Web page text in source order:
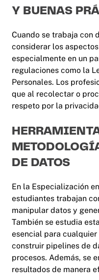
Y BUENAS
Cuando se trabaja con
considerar los
especialmente en un
regulaciones como la
Personales. Los
que al recolectar o
respeto por la
DE DATOS
En la Especialización
estudiantes trabajan
manipular datos y
También se estudia
esencial para
construir pipelines de
procesos. Además, se
resultados de manera